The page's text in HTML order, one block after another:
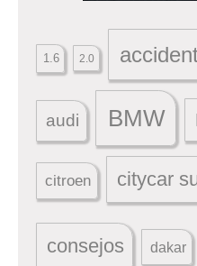
1.6 2.0
audi BMW
citroen citycar
consejos dakar